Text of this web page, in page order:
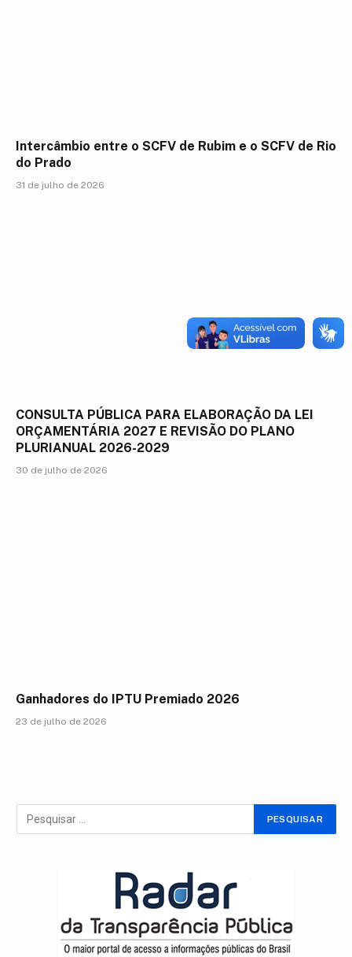
Intercâmbio entre o SCFV de Rubim e o SCFV de Rio
do Prado
31 de julho de 2026
CONSULTA PÚBLICA PARA ELABORAÇÃO DA LEI
ORÇAMENTÁRIA 2027 E REVISÃO DO PLANO
PLURIANUAL 2026-2029
30 de julho de 2026
Ganhadores do IPTU Premiado 2026
23 de julho de 2026